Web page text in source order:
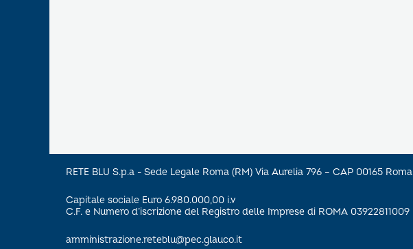
RETE BLU S.p.a - Sede Legale Roma (RM) Via Aurelia 796 – CAP 00165 Roma
Capitale sociale Euro 6.980.000,00 i.v
C.F. e Numero d’iscrizione del Registro delle Imprese di ROMA 03922811009
amministrazione.reteblu@pec.glauco.it